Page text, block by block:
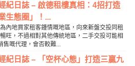
紀日誌 – 啟德租樓真相：4招打造
生態圈」！...
內地買家租客鍾情嘅地區，向來新盤交投同租
旺，不過相對其他傳統地區，二手交投可能相
嘅代理，會否較難...
紀日誌 – 「空杯心態」打造三贏九